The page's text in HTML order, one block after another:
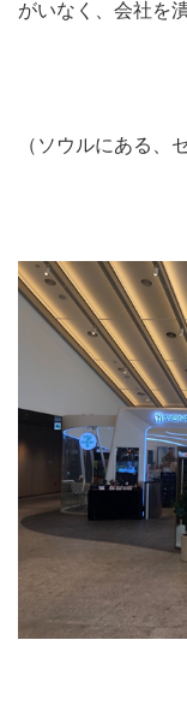
がいなく、会社を
（ソウルにある、